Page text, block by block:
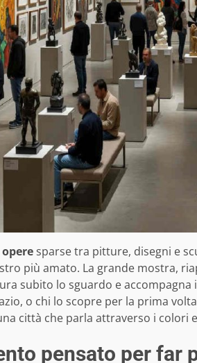
sparse tra pitture, disegni e
più amato. La grande mostra,
subito lo sguardo e
o chi lo scopre per la prima
città che parla attraverso i colori
pensato per far